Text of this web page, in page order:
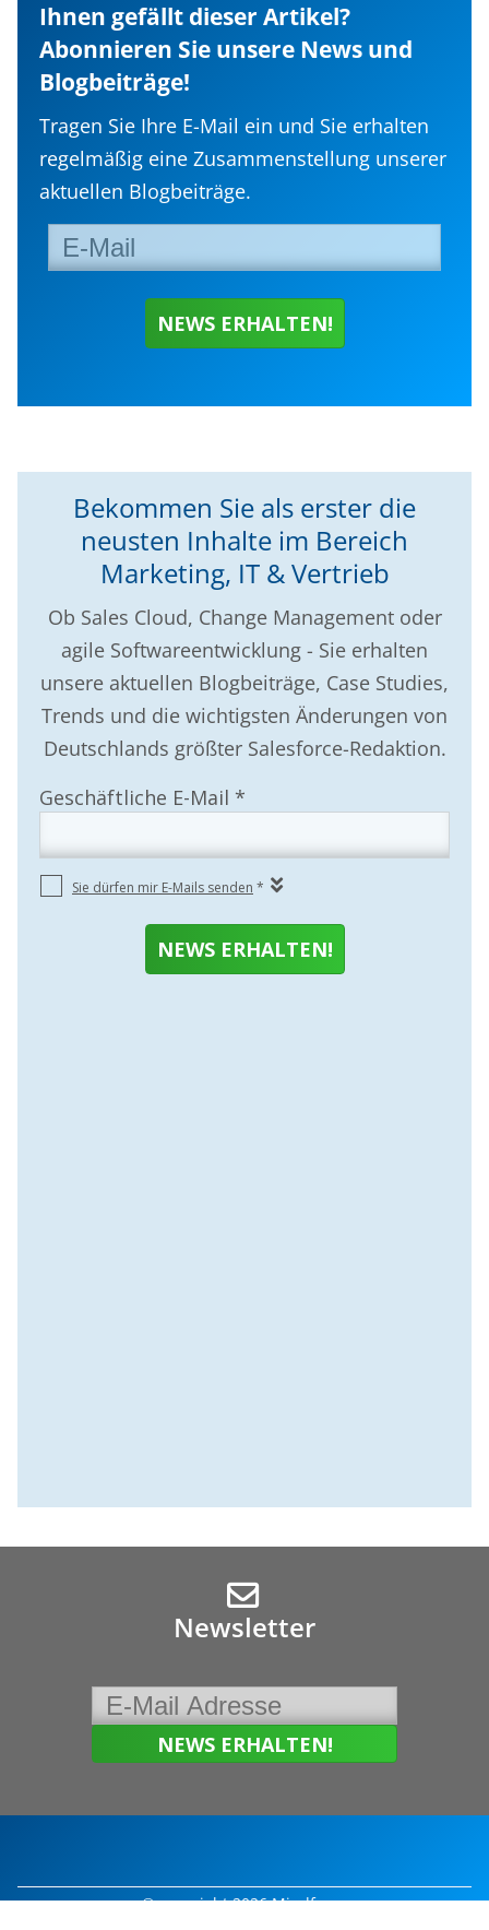
Ihnen gefällt dieser Artikel?
Abonnieren Sie unsere News und
Blogbeiträge!
Tragen Sie Ihre E-Mail ein und Sie erhalten
regelmäßig eine Zusammenstellung unserer
aktuellen Blogbeiträge.
Bekommen Sie als erster die
neusten Inhalte im Bereich
Marketing, IT & Vertrieb
Ob Sales Cloud, Change Management oder
agile Softwareentwicklung - Sie erhalten
unsere aktuellen Blogbeiträge, Case Studies,
Trends und die wichtigsten Änderungen von
Deutschlands größter Salesforce-Redaktion.
Newsletter
© copyright 2026 Mindforce